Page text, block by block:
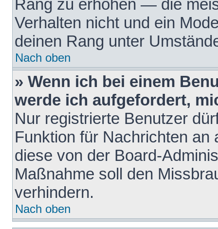
Rang zu erhöhen — die
Verhalten nicht und ein
deinen Rang unter
Nach oben
» Wenn ich bei einem
werde ich aufgefordert,
Nur registrierte Benutzer
Funktion für Nachrichten
diese von der Board-
Maßnahme soll den
verhindern.
Nach oben